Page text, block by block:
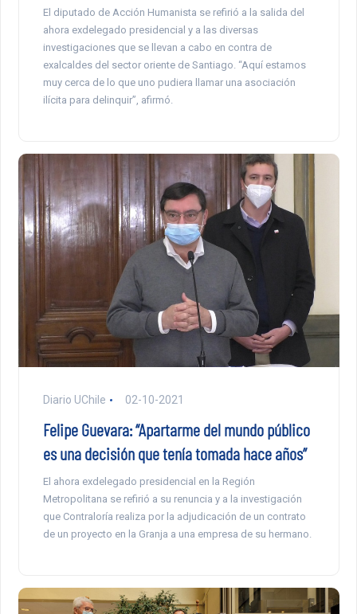
El diputado de Acción Humanista se refirió a la salida del
ahora exdelegado presidencial y a las diversas
investigaciones que se llevan a cabo en contra de
exalcaldes del sector oriente de Santiago. “Aquí estamos
muy cerca de lo que uno pudiera llamar una asociación
ilícita para delinquir”, afirmó.
Diario UChile 02-10-2021
Felipe Guevara: “Apartarme del mundo público
es una decisión que tenía tomada hace años”
El ahora exdelegado presidencial en la Región
Metropolitana se refirió a su renuncia y a la investigación
que Contraloría realiza por la adjudicación de un contrato
de un proyecto en la Granja a una empresa de su hermano.